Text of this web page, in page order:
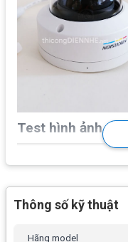
Test hình ảnh
Thông số kỹ thuật
Hãng model